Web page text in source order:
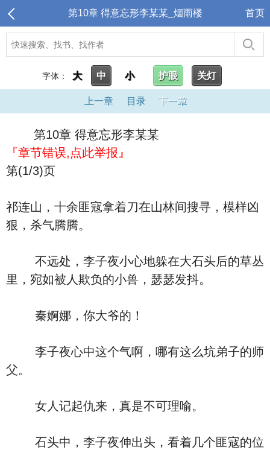
第10章 得意忘形李某某_烟雨楼 首页
字体： 大 中 小 护眼 关灯
上一章 目录 下一章
第10章 得意忘形李某某
『章节错误,点此举报』
第(1/3)页
祁连山，十余匪寇拿着刀在山林间搜寻，模样凶
狠，杀气腾腾。
不远处，李子夜小心地躲在大石头后的草丛
里，宛如被人欺负的小兽，瑟瑟发抖。
秦婀娜，你大爷的！
李子夜心中这个气啊，哪有这么坑弟子的师
父。
女人记起仇来，真是不可理喻。
石头中，李子夜伸出头，看着几个匪寇的位